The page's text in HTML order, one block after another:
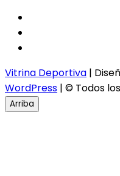
Vitrina Deportiva |
WordPress | © Todos
Arriba